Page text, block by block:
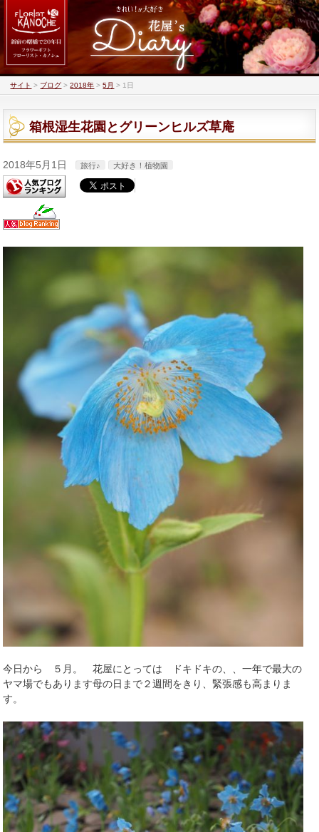
サイト > ブログ >2018年 >5月 > 1日
箱根湿生花園とグリーンヒルズ草庵
2018年5月1日 旅行♪ 大好き！植物園
今日から ５月。 花屋にとっては ドキドキの、、一年で最大の
ヤマ場でもあります母の日まで２週間をきり、緊張感も高まりま
す。